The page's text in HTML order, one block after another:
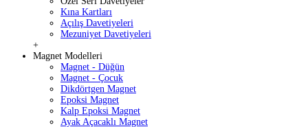
Kına Kartları
Açılış Davetiyeleri
Mezuniyet Davetiyeleri
+
Magnet Modelleri
Magnet - Düğün
Magnet - Çocuk
Dikdörtgen Magnet
Epoksi Magnet
Kalp Epoksi Magnet
Ayak Açacaklı Magnet